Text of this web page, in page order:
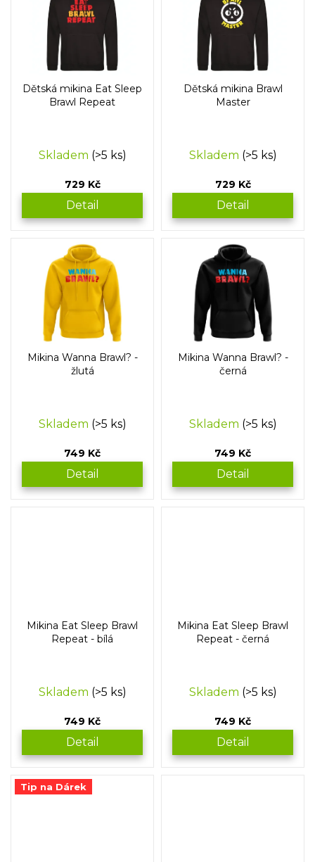
Dětská mikina Eat Sleep
Brawl Repeat
Skladem (>5 ks)
729 Kč
Detail
Dětská mikina Brawl
Master
Skladem (>5 ks)
729 Kč
Detail
Mikina Wanna Brawl? -
žlutá
Skladem (>5 ks)
749 Kč
Detail
Mikina Wanna Brawl? -
černá
Skladem (>5 ks)
749 Kč
Detail
Mikina Eat Sleep Brawl
Repeat - bílá
Skladem (>5 ks)
749 Kč
Detail
Mikina Eat Sleep Brawl
Repeat - černá
Skladem (>5 ks)
749 Kč
Detail
Tip na Dárek